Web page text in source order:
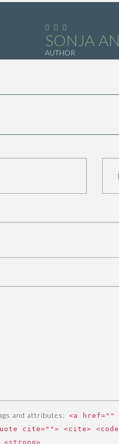
SONJA
AUTHOR
and attributes: <a href=""
cite=""> <cite>